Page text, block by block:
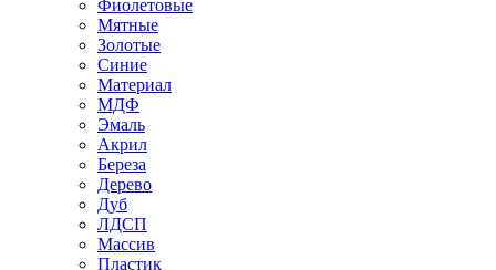
Фиолетовые
Мятные
Золотые
Синие
Материал
МДФ
Эмаль
Акрил
Береза
Дерево
Дуб
ЛДСП
Массив
Пластик